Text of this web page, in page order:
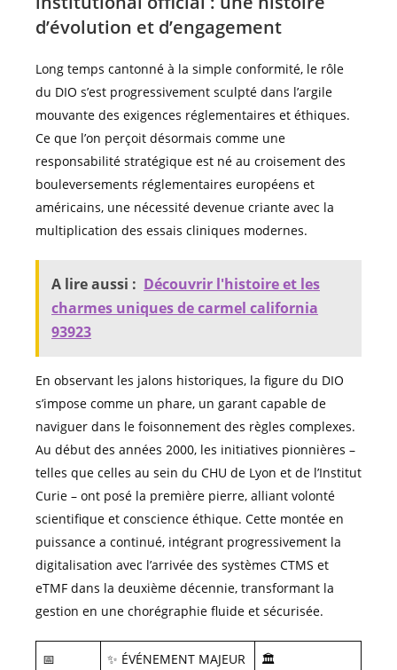
d’évolution et d’engagement
Long temps cantonné à la simple conformité, le rôle
du DIO s’est progressivement sculpté dans l’argile
mouvante des exigences réglementaires et éthiques.
Ce que l’on perçoit désormais comme une
responsabilité stratégique est né au croisement des
bouleversements réglementaires européens et
américains, une nécessité devenue criante avec la
multiplication des essais cliniques modernes.
A lire aussi : Découvrir l'histoire et les
charmes uniques de carmel california
93923
En observant les jalons historiques, la figure du DIO
s’impose comme un phare, un garant capable de
naviguer dans le foisonnement des règles complexes.
Au début des années 2000, les initiatives pionnières –
telles que celles au sein du CHU de Lyon et de l’Institut
Curie – ont posé la première pierre, alliant volonté
scientifique et conscience éthique. Cette montée en
puissance a continué, intégrant progressivement la
digitalisation avec l’arrivée des systèmes CTMS et
eTMF dans la deuxième décennie, transformant la
gestion en une chorégraphie fluide et sécurisée.
📅 ✨ ÉVÉNEMENT MAJEUR 🏛️